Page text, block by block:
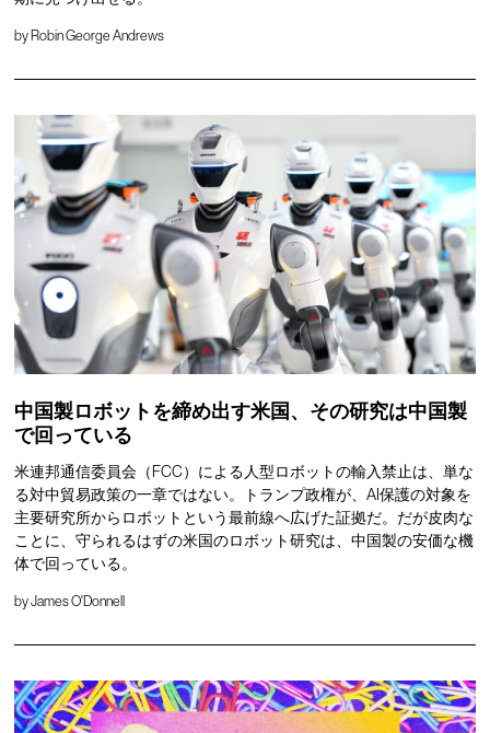
by Robin George Andrews
中国製ロボットを締め出す米国、その研究は中国製
で回っている
米連邦通信委員会（FCC）による人型ロボットの輸入禁止は、単な
る対中貿易政策の一章ではない。トランプ政権が、AI保護の対象を
主要研究所からロボットという最前線へ広げた証拠だ。だが皮肉な
ことに、守られるはずの米国のロボット研究は、中国製の安価な機
体で回っている。
byJames O'Donnell